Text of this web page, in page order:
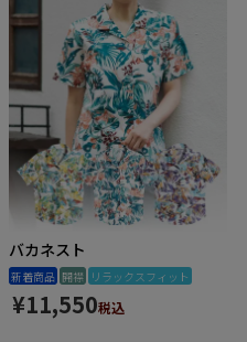
バカネスト
新着商品 開襟 リラックスフィット
¥11,550税込